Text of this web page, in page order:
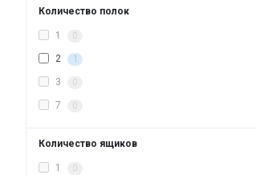
Количество полок
1 0
2 1
3 0
7 0
Количество ящиков
1 0